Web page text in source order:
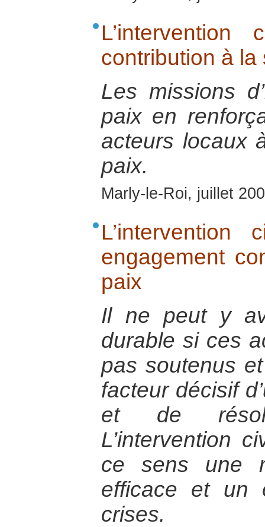
contribution à
Les missions
paix en
acteurs locaux
paix.
Marly-le-Roi, juillet
engagement
paix
Il ne peut y
durable si ces
pas soutenus
facteur décisif
et de
L’intervention
ce sens une
efficace et un
crises.